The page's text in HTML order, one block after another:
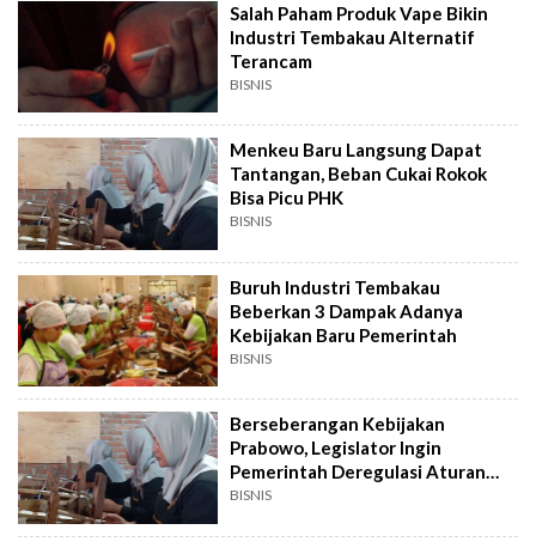
Salah Paham Produk Vape Bikin
Industri Tembakau Alternatif
Terancam
BISNIS
Menkeu Baru Langsung Dapat
Tantangan, Beban Cukai Rokok
Bisa Picu PHK
BISNIS
Buruh Industri Tembakau
Beberkan 3 Dampak Adanya
Kebijakan Baru Pemerintah
BISNIS
Berseberangan Kebijakan
Prabowo, Legislator Ingin
Pemerintah Deregulasi Aturan
Rokok
BISNIS